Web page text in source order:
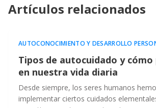
Artículos relacionados
AUTOCONOCIMIENTO Y DESARROLLO
Tipos de autocuidado y
en nuestra vida diaria
Desde siempre, los seres humanos
implementar ciertos cuidados